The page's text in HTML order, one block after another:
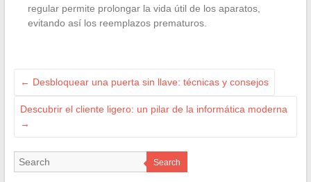
regular permite prolongar la vida útil de los aparatos,
evitando así los reemplazos prematuros.
← Desbloquear una puerta sin llave: técnicas y consejos
Descubrir el cliente ligero: un pilar de la informática moderna
→
Search